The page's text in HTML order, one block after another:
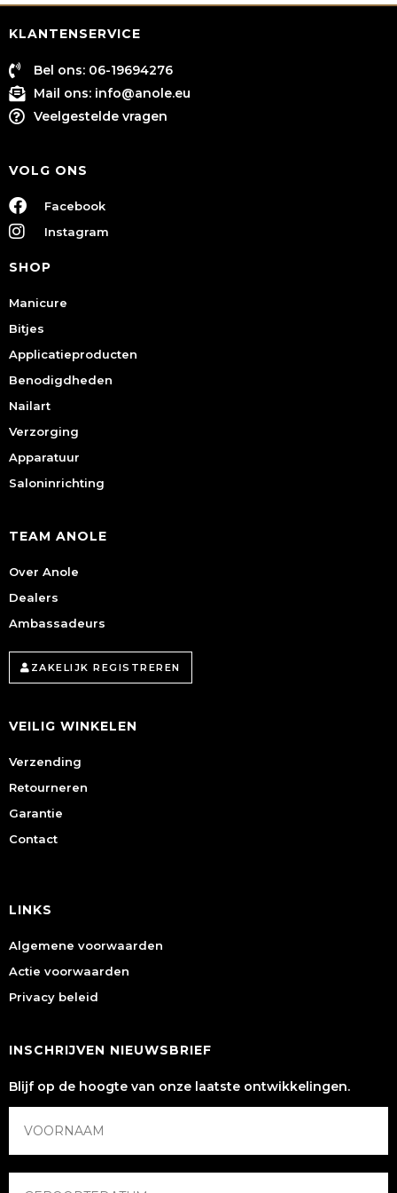
KLANTENSERVICE
Bel ons: 06-19694276
Mail ons: info@anole.eu
Veelgestelde vragen
VOLG ONS
Facebook
Instagram
SHOP
Manicure
Bitjes
Applicatieproducten
Benodigdheden
Nailart
Verzorging
Apparatuur
Saloninrichting
TEAM ANOLE
Over Anole
Dealers
Ambassadeurs
ZAKELIJK REGISTREREN
VEILIG WINKELEN
Verzending
Retourneren
Garantie
Contact
LINKS
Algemene voorwaarden
Actie voorwaarden
Privacy beleid
INSCHRIJVEN NIEUWSBRIEF
Blijf op de hoogte van onze laatste ontwikkelingen.